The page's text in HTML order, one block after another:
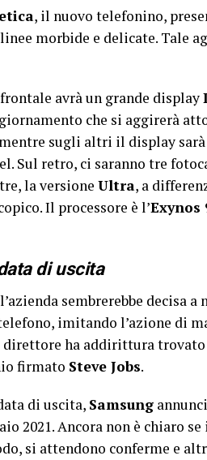
, il nuovo telefonino,
morbide e delicate. Tale
avrà un grande display
che si aggirerà
sugli altri il display
Sul retro, ci saranno tre
la versione Ultra, a
Il processore è l’Exynos
di uscita
sembrerebbe decisa
imitando l’azione di
direttore ha addirittura
firmato Steve Jobs.
di uscita, Samsung
2021. Ancora non è chiaro
si attendono conferme e